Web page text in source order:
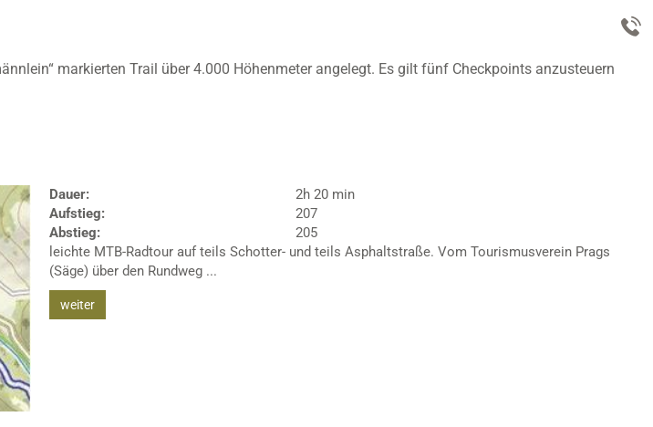
markierten Trail über 4.000 Höhenmeter angelegt. Es gilt fünf Checkpoints anzusteuern
Dauer:
2h 20 min
Aufstieg:
207
Abstieg:
205
leichte MTB-Radtour auf teils Schotter- und teils Asphaltstraße. Vom Tourismusverein Prags
(Säge) über den Rundweg ...
weiter